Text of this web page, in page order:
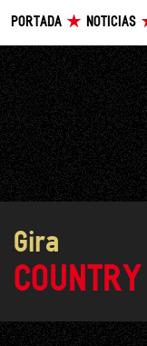
PORTADA NOTICIAS
Gira